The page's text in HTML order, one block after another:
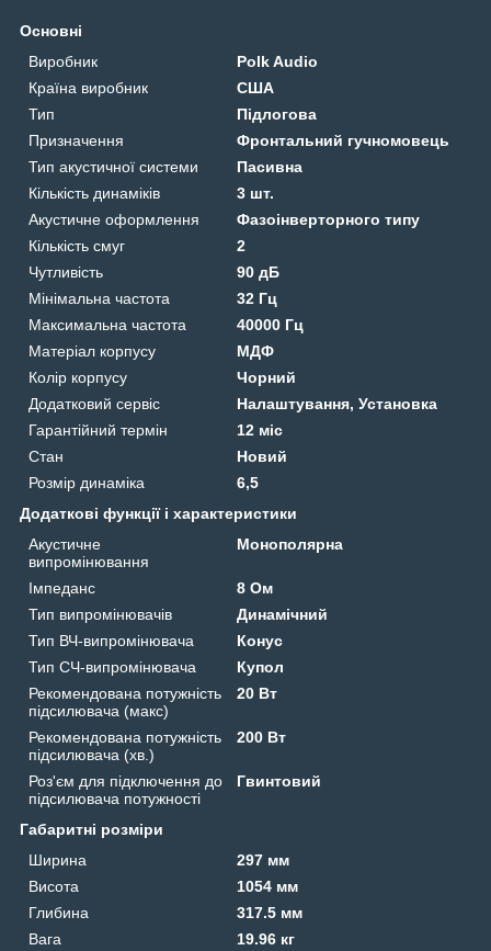
Основні
Виробник
Polk Audio
Країна виробник
США
Тип
Підлогова
Призначення
Фронтальний гучномовець
Тип акустичної системи
Пасивна
Кількість динаміків
3 шт.
Акустичне оформлення
Фазоінверторного типу
Кількість смуг
2
Чутливість
90 дБ
Мінімальна частота
32 Гц
Максимальна частота
40000 Гц
Матеріал корпусу
МДФ
Колір корпусу
Чорний
Додатковий сервіс
Налаштування, Установка
Гарантійний термін
12 міс
Стан
Новий
Розмір динаміка
6,5
Додаткові функції і характеристики
Акустичне
випромінювання
Монополярна
Імпеданс
8 Ом
Тип випромінювачів
Динамічний
Тип ВЧ-випромінювача
Конус
Тип СЧ-випромінювача
Купол
Рекомендована потужність
підсилювача (макс)
20 Вт
Рекомендована потужність
підсилювача (хв.)
200 Вт
Роз'єм для підключення до
підсилювача потужності
Гвинтовий
Габаритні розміри
Ширина
297 мм
Висота
1054 мм
Глибина
317.5 мм
Вага
19.96 кг